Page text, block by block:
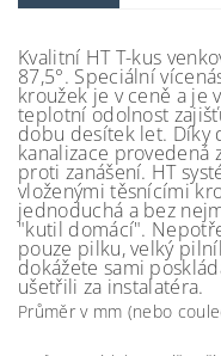
Kvalitní HT T-kus
87,5°. Speciální
kroužek je v ceně a je
teplotní odolnost
dobu desítek let. Díky
kanalizace
proti zanášení. HT
vloženými těsnícími
jednoduchá a bez
"kutil domácí".
pouze pilku, velký
dokážete sami
ušetřili za instalatéra.
Průměr v mm (nebo